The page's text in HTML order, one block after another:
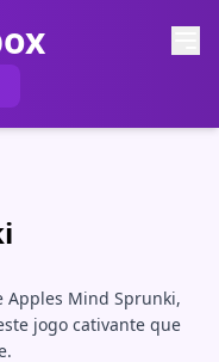
Apples Mind Sprunki,
jogo cativante que